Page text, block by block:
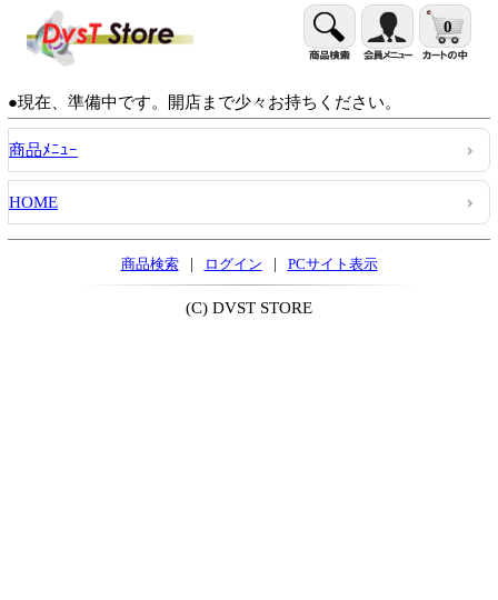
0
●現在、準備中です。開店まで少々お持ちください。
商品ﾒﾆｭｰ
HOME
商品検索 | ログイン | PCサイト表示
(C) DVST STORE